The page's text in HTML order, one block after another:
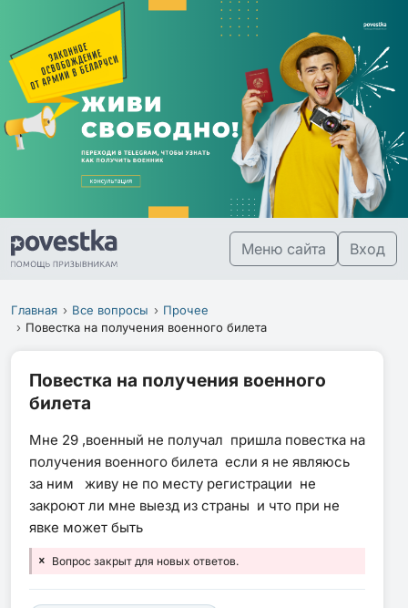
Меню сайта Вход
Главная Все вопросы
Прочее
Повестка на получения военного билета
Повестка на получения военного
билета
Мне 29 ,военный не получал пришла повестка на
получения военного билета если я не являюсь
за ним живу не по месту регистрации не
закроют ли мне выезд из страны и что при не
явке может быть
Вопрос закрыт для новых ответов.